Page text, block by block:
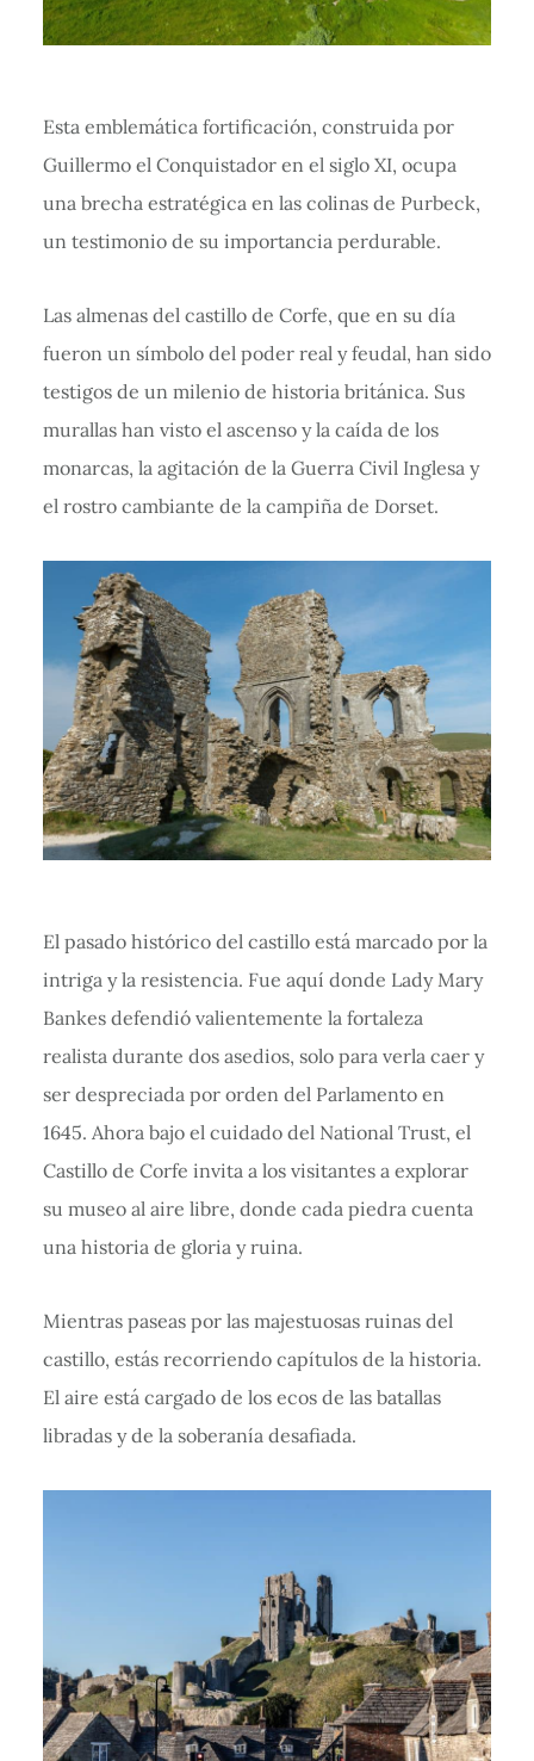
Esta emblemática fortificación, construida por
Guillermo el Conquistador en el siglo XI, ocupa
una brecha estratégica en las colinas de Purbeck,
un testimonio de su importancia perdurable.
Las almenas del castillo de Corfe, que en su día
fueron un símbolo del poder real y feudal, han sido
testigos de un milenio de historia británica. Sus
murallas han visto el ascenso y la caída de los
monarcas, la agitación de la Guerra Civil Inglesa y
el rostro cambiante de la campiña de Dorset.
El pasado histórico del castillo está marcado por la
intriga y la resistencia. Fue aquí donde Lady Mary
Bankes defendió valientemente la fortaleza
realista durante dos asedios, solo para verla caer y
ser despreciada por orden del Parlamento en
1645. Ahora bajo el cuidado del National Trust, el
Castillo de Corfe invita a los visitantes a explorar
su museo al aire libre, donde cada piedra cuenta
una historia de gloria y ruina.
Mientras paseas por las majestuosas ruinas del
castillo, estás recorriendo capítulos de la historia.
El aire está cargado de los ecos de las batallas
libradas y de la soberanía desafiada.